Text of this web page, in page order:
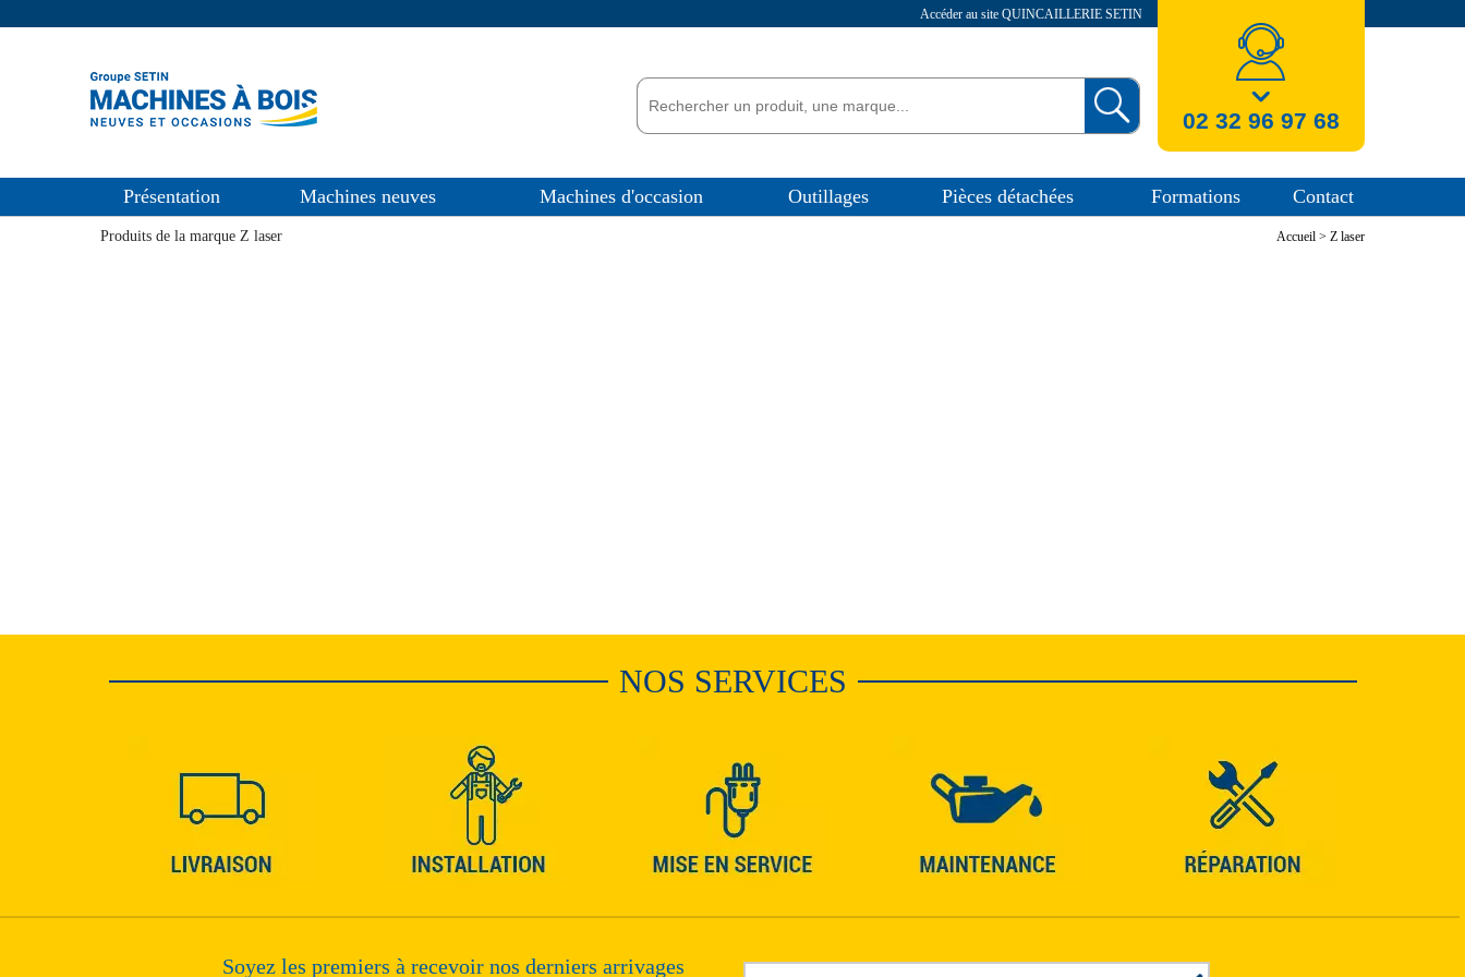
Accéder au site QUINCAILLERIE SETIN
02 32 96 97 68
Présentation Machines neuves Machines d'occasion Outillages Pièces détachées Formations Contact
Produits de la marque Z laser Accueil > Z laser
NOS SERVICES
Soyez les premiers à recevoir nos derniers arrivages